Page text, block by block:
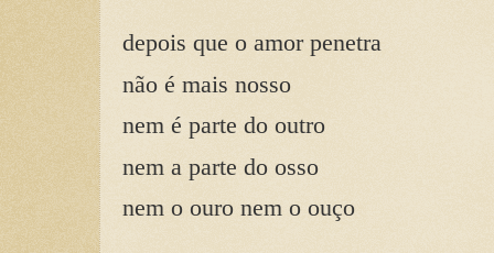
depois que o amor penetra
não é mais nosso
nem é parte do outro
nem a parte do osso
nem o ouro nem o ouço